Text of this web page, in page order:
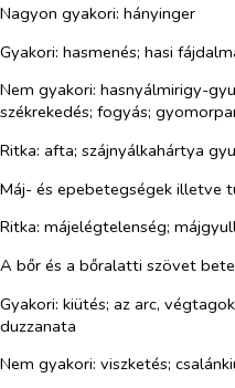
Nagyon gyakori: hányinger
Gyakori: hasmenés; hasi
Nem gyakori: hasnyálmirigy-
székrekedés; fogyás;
Ritka: afta; szájnyálkahártya
Máj- és epebetegségek illetve
Ritka: májelégtelenség;
A bőr és a bőralatti szövet
Gyakori: kiütés; az arc,
duzzanata
Nem gyakori: viszketés;